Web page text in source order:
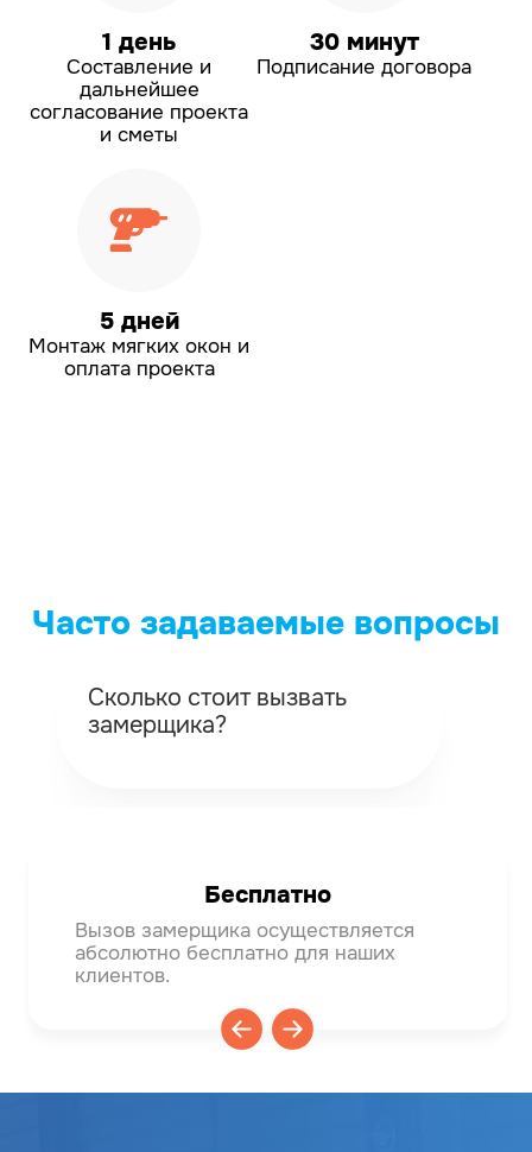
1 день
Составление и
дальнейшее
согласование проекта
и сметы
30 минут
Подписание договора
5 дней
Монтаж мягких окон и
оплата проекта
Часто задаваемые вопросы
Сколько стоит вызвать
замерщика?
Бесплатно
Вызов замерщика осуществляется
абсолютно бесплатно для наших
клиентов.